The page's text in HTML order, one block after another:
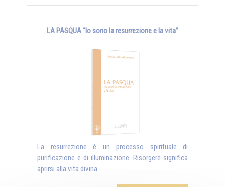
LA PASQUA “Io sono la resurrezione e la vita”
La resurrezione è un processo spirituale di
purificazione e di illuminazione. Risorgere significa
aprirsi alla vita divina...